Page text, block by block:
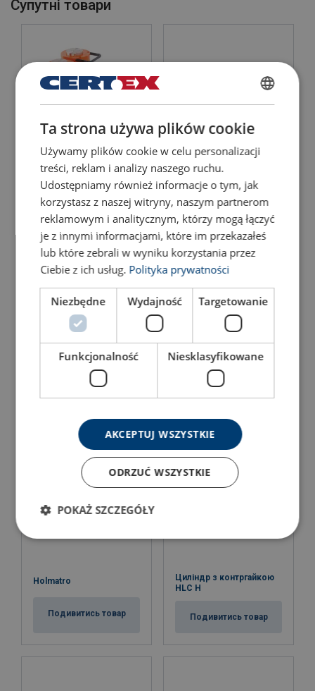
Cупутні товари
Плоский циліндр HFC S
Подивитись товар
Циліндр HJ H
Подивитись товар
Алюмінієвий циліндр
Циліндр з порожнистим
поршнем HHJ S
Подивитись товар
Holmatro
Подивитись товар
Циліндр з контргайкою
HLC H
Подивитись товар
POLISH
ENGLISH TRANSLATION
Ta strona używa plików cookie
Używamy plików cookie w celu personalizacji
treści, reklam i analizy naszego ruchu.
Udostępniamy również informacje o tym, jak
korzystasz z naszej witryny, naszym partnerom
reklamowym i analitycznym, którzy mogą łączyć
je z innymi informacjami, które im przekazałeś
lub które zebrali w wyniku korzystania przez
Ciebie z ich usług. Polityka prywatności
Niezbędne Wydajność Targetowanie
Funkcjonalność Niesklasyfikowane
AKCEPTUJ WSZYSTKIE
ODRZUĆ WSZYSTKIE
POKAŻ SZCZEGÓŁY